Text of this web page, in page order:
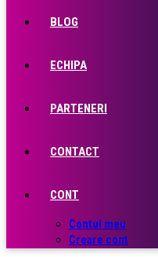
BLOG
ECHIPA
PARTENERI
CONTACT
CONT
Contul meu
Creare cont